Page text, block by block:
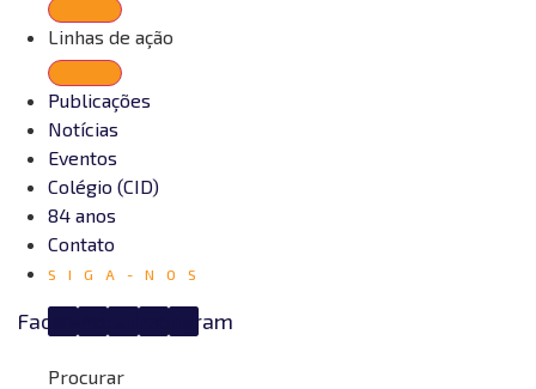
Linhas de ação
Publicações
Notícias
Eventos
Colégio (CID)
84 anos
Contato
SIGA-NOS
Facebook Instagram
Procurar